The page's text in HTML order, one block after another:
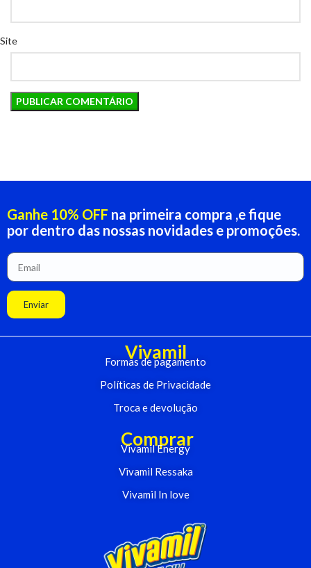
Site
Ganhe 10% OFF na primeira compra ,e fique
por dentro das nossas novidades e promoções.
Enviar
Vivamil
Formas de pagamento
Políticas de Privacidade
Troca e devolução
Comprar
Vivamil Energy
Vivamil Ressaka
Vivamil In love